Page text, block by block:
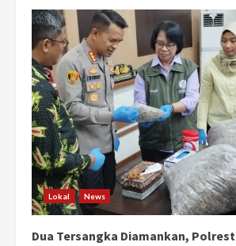
Lokal News
Dua Tersangka Diamankan,